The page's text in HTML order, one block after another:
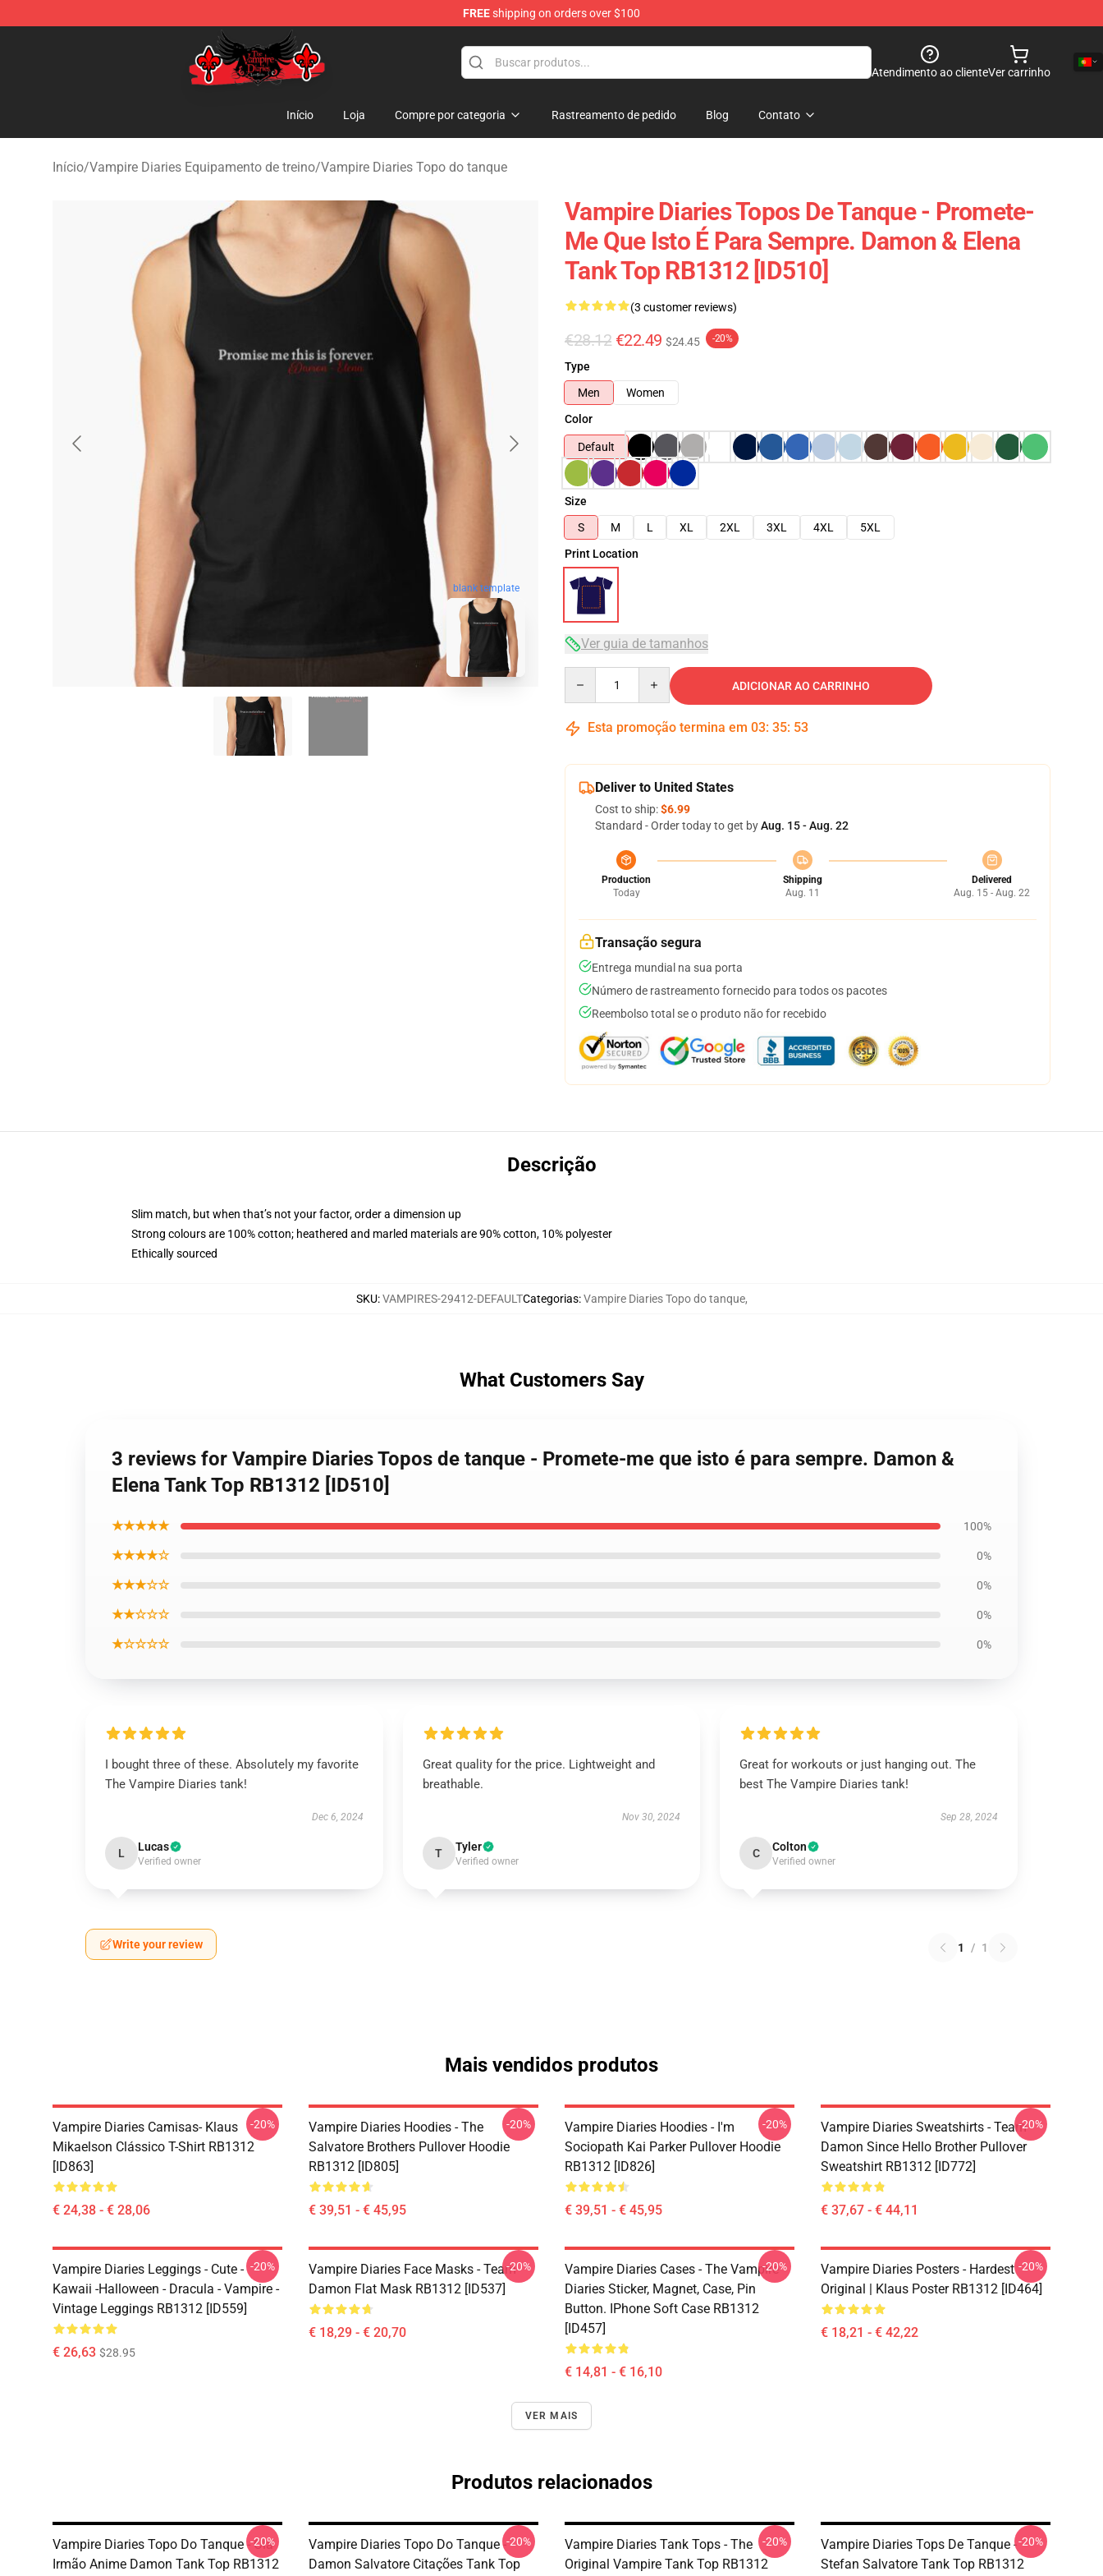
FREEshipping on orders over $100
The Vampire Diaries Shop - Official The Vampire Diaries Merchandise Store
Atendimento ao clienteVer carrinho
Início Loja Compre por categoria Rastreamento de pedido Blog Contato
Início/Vampire Diaries Equipamento de treino/Vampire Diaries Topo do tanque
blank template
Vampire Diaries Topos De Tanque - Promete-
Me Que Isto É Para Sempre. Damon & Elena
Tank Top RB1312 [ID510]
(3 customer reviews)
€28.12 €22.49 $24.45 -20%
Type
Men
Women
Color
Default
Size
S
M L XL 2XL 3XL 4XL
5XL
Print Location
Ver guia de tamanhos
ADICIONAR AO CARRINHO
Esta promoção termina em 03: 35: 52
Deliver to United States
Cost to ship:$6.99
Standard - Order today to get byAug. 15 - Aug. 22
Production
Today
Shipping
Aug. 11
Delivered
Aug. 15 - Aug. 22
Transação segura
Entrega mundial na sua porta
Número de rastreamento fornecido para todos os pacotes
Reembolso total se o produto não for recebido
Descrição
Slim match, but when that’s not your factor, order a dimension up
Strong colours are 100% cotton; heathered and marled materials are 90% cotton, 10% polyester
Ethically sourced
SKU:VAMPIRES-29412-DEFAULTCategorias:Vampire Diaries Topo do tanque,
What Customers Say
3 reviews for Vampire Diaries Topos de tanque - Promete-me que isto é para sempre. Damon &
Elena Tank Top RB1312 [ID510]
★★★★★ 100%
★★★★☆ 0%
★★★☆☆ 0%
★★☆☆☆ 0%
★☆☆☆☆ 0%
I bought three of these. Absolutely my favorite
The Vampire Diaries tank!
Dec 6, 2024
L Lucas
Verified owner
Great quality for the price. Lightweight and
breathable.
Nov 30, 2024
T Tyler
Verified owner
Great for workouts or just hanging out. The
best The Vampire Diaries tank!
Sep 28, 2024
C Colton
Verified owner
Write your review 1 / 1
Mais vendidos produtos
Vampire Diaries Camisas- Klaus
Mikaelson Clássico T-Shirt RB1312
[ID863]
€ 24,38 - € 28,06
-20%
Vampire Diaries Hoodies - The
Salvatore Brothers Pullover Hoodie
RB1312 [ID805]
€ 39,51 - € 45,95
-20%
Vampire Diaries Hoodies - I'm
Sociopath Kai Parker Pullover Hoodie
RB1312 [ID826]
€ 39,51 - € 45,95
-20%
Vampire Diaries Sweatshirts - Team
Damon Since Hello Brother Pullover
Sweatshirt RB1312 [ID772]
€ 37,67 - € 44,11
-20%
Vampire Diaries Leggings - Cute -
Kawaii -Halloween - Dracula - Vampire -
Vintage Leggings RB1312 [ID559]
€ 26,63 $28.95
-20%
Vampire Diaries Face Masks - Team
Damon Flat Mask RB1312 [ID537]
€ 18,29 - € 20,70
-20%
Vampire Diaries Cases - The Vampire
Diaries Sticker, Magnet, Case, Pin
Button. IPhone Soft Case RB1312
[ID457]
€ 14,81 - € 16,10
-20%
Vampire Diaries Posters - Hardest
Original | Klaus Poster RB1312 [ID464]
€ 18,21 - € 42,22
-20%
VER MAIS
Produtos relacionados
Vampire Diaries Topo Do Tanque - Olá
Irmão Anime Damon Tank Top RB1312
-20%
Vampire Diaries Topo Do Tanque -
Damon Salvatore Citações Tank Top
-20%
Vampire Diaries Tank Tops - The
Original Vampire Tank Top RB1312
-20%
Vampire Diaries Tops De Tanque -
Stefan Salvatore Tank Top RB1312
-20%